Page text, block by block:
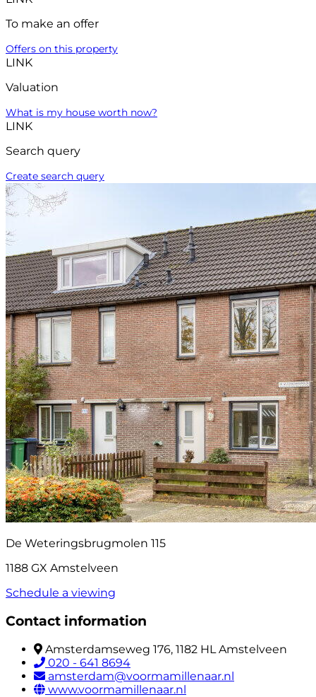
To make an offer
Offers on this property
LINK
Valuation
What is my house worth now?
LINK
Search query
Create search query
De Weteringsbrugmolen 115
1188 GX Amstelveen
Schedule a viewing
Contact information
Amsterdamseweg 176, 1182 HL Amstelveen
020 - 641 8694
amsterdam@voormamillenaar.nl
www.voormamillenaar.nl